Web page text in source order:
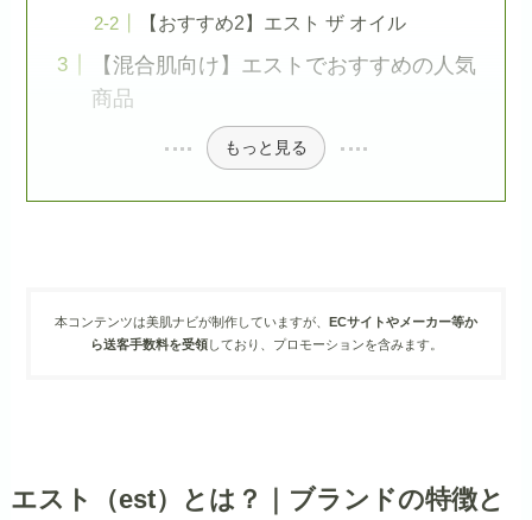
【おすすめ2】エスト ザ オイル
【混合肌向け】エストでおすすめの人気
商品
もっと見る
本コンテンツは美肌ナビが制作していますが、 ECサイトやメーカー等か
ら送客手数料を受領しており、プロモーションを含みます。
エスト（est）とは？｜ブランドの特徴と